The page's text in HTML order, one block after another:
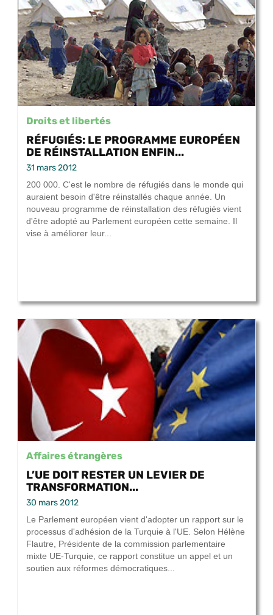
Droits et libertés
RÉFUGIÉS: LE PROGRAMME EUROPÉEN
DE RÉINSTALLATION ENFIN...
31 mars 2012
200 000. C'est le nombre de réfugiés dans le monde qui
auraient besoin d'être réinstallés chaque année. Un
nouveau programme de réinstallation des réfugiés vient
d'être adopté au Parlement européen cette semaine. Il
vise à améliorer leur...
Affaires étrangères
L’UE DOIT RESTER UN LEVIER DE
TRANSFORMATION...
30 mars 2012
Le Parlement européen vient d'adopter un rapport sur le
processus d'adhésion de la Turquie à l'UE. Selon Hélène
Flautre, Présidente de la commission parlementaire
mixte UE-Turquie, ce rapport constitue un appel et un
soutien aux réformes démocratiques...